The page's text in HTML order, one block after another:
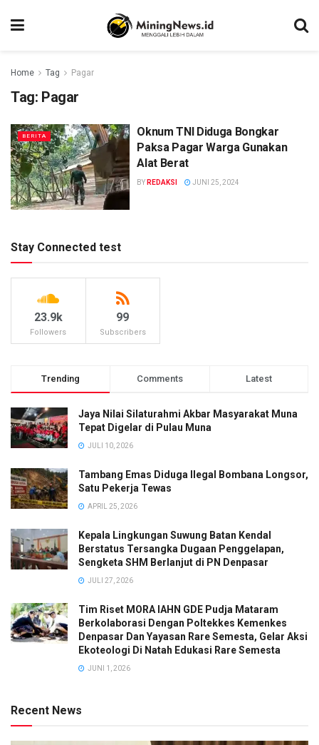
Home Tag Pagar
Tag: Pagar
BERITA
Oknum TNI Diduga Bongkar
Paksa Pagar Warga Gunakan
Alat Berat
BY REDAKSI JUNI 25, 2024
Stay Connected test
23.9k
Followers
99
Subscribers
Trending Comments Latest
Jaya Nilai Silaturahmi Akbar Masyarakat Muna
Tepat Digelar di Pulau Muna
JULI 10, 2026
Tambang Emas Diduga Ilegal Bombana Longsor,
Satu Pekerja Tewas
APRIL 25, 2026
Kepala Lingkungan Suwung Batan Kendal
Berstatus Tersangka Dugaan Penggelapan,
Sengketa SHM Berlanjut di PN Denpasar
JULI 27, 2026
Tim Riset MORA IAHN GDE Pudja Mataram
Berkolaborasi Dengan Poltekkes Kemenkes
Denpasar Dan Yayasan Rare Semesta, Gelar Aksi
Ekoteologi Di Natah Edukasi Rare Semesta
JUNI 1, 2026
Recent News